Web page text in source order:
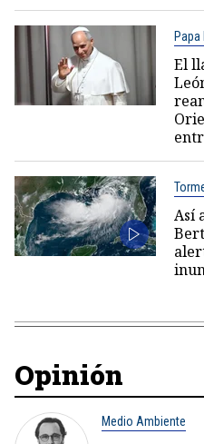
Papa
El
Así
Opinión
Medio Ambiente